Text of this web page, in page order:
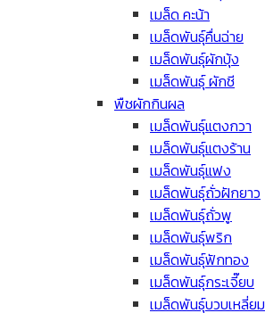
เมล็ด คะน้า
เมล็ดพันธุ์คื่นฉ่าย
เมล็ดพันธุ์ผักบุ้ง
เมล็ดพันธุ์ ผักชี
พืชผักกินผล
เมล็ดพันธุ์แตงกวา
เมล็ดพันธุ์แตงร้าน
เมล็ดพันธุ์แฟง
เมล็ดพันธุ์ถั่วฝักยาว
เมล็ดพันธุ์ถั่วพู
เมล็ดพันธุ์พริก
เมล็ดพันธุ์ฟักทอง
เมล็ดพันธุ์กระเจี๊ยบ
เมล็ดพันธุ์บวบเหลี่ยม